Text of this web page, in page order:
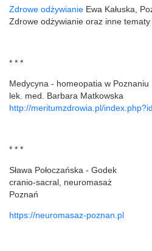
Zdrowe odżywianie Ewa Kałuska,
Zdrowe odżywianie oraz inne
* * *
Medycyna - homeopatia w Poznaniu
lek. med. Barbara Matkowska
http://meritumzdrowia.pl/
* * *
Sława Połoczańska - Godek
cranio-sacral, neuromasaż
Poznań
https://neuromasaz-poznan.pl